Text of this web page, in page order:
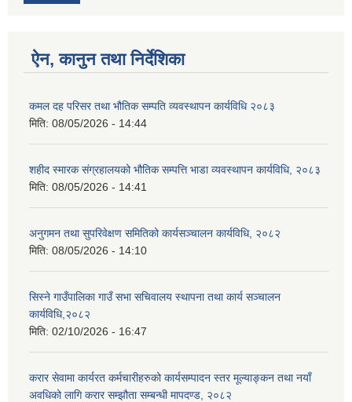
ऐन, कानुन तथा निर्देशिका
कमल दह परिसर तथा भौतिक सम्पति व्यवस्थापन कार्यविधि २०८३
मिति: 08/05/2026 - 14:44
शहीद स्मारक संग्रहालयको भौतिक सम्पत्ति भाडा व्यवस्थापन कार्यविधि, २०८३
मिति: 08/05/2026 - 14:41
अनुगमन तथा सुपरिवेक्षण समितिको कार्यसञ्चालन कार्यविधि, २०८२
मिति: 08/05/2026 - 14:10
सिस्ने गाउँपालिका गाउँ सभा सचिवालय स्थापना तथा कार्य सञ्चालन
कार्यविधि,२०८२
मिति: 02/10/2026 - 16:47
करार सेवामा कार्यरत कर्मचारीहरुको कार्यसम्पादन स्तर मूल्याङ्कन तथा नयाँ
अवधिको लागि करार सम्झौता सम्बन्धी मापदण्ड, २०८२